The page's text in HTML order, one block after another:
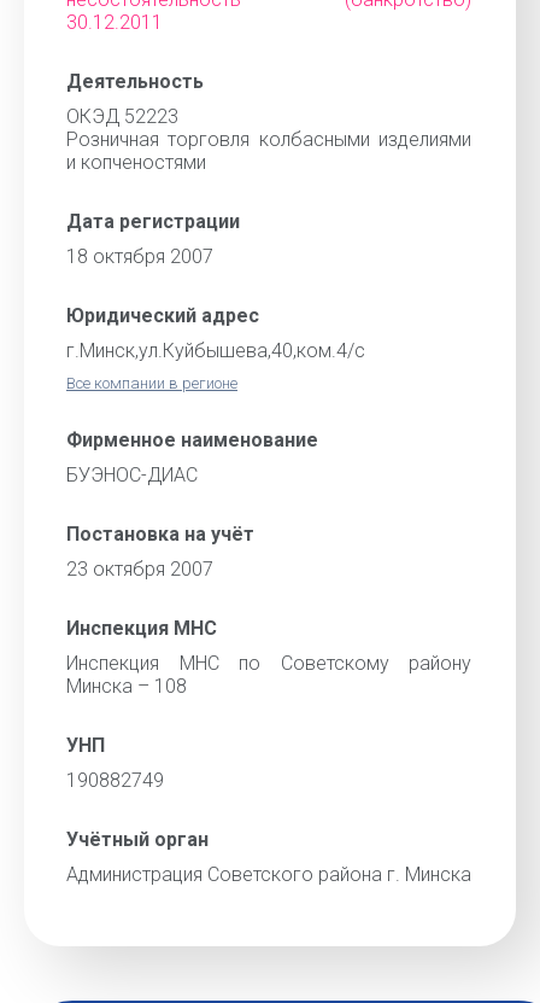
30.12.2011
Деятельность
ОКЭД 52223
Розничная торговля колбасными изделиями
и копченостями
Дата регистрации
18 октября 2007
Юридический адрес
г.Минск,ул.Куйбышева,40,ком.4/с
Все компании в регионе
Фирменное наименование
БУЭНОС-ДИАС
Постановка на учёт
23 октября 2007
Инспекция МНС
Инспекция МНС по Советскому району
Минска – 108
УНП
190882749
Учётный орган
Администрация Советского района г. Минска